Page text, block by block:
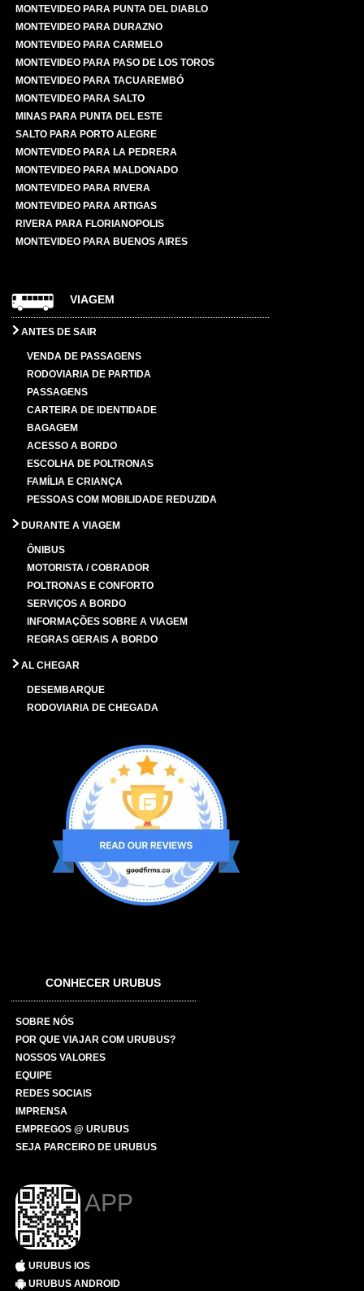
MONTEVIDEO PARA PUNTA DEL DIABLO
MONTEVIDEO PARA DURAZNO
MONTEVIDEO PARA CARMELO
MONTEVIDEO PARA PASO DE LOS TOROS
MONTEVIDEO PARA TACUAREMBÓ
MONTEVIDEO PARA SALTO
MINAS PARA PUNTA DEL ESTE
SALTO PARA PORTO ALEGRE
MONTEVIDEO PARA LA PEDRERA
MONTEVIDEO PARA MALDONADO
MONTEVIDEO PARA RIVERA
MONTEVIDEO PARA ARTIGAS
RIVERA PARA FLORIANOPOLIS
MONTEVIDEO PARA BUENOS AIRES
VIAGEM
ANTES DE SAIR
VENDA DE PASSAGENS
RODOVIARIA DE PARTIDA
PASSAGENS
CARTEIRA DE IDENTIDADE
BAGAGEM
ACESSO A BORDO
ESCOLHA DE POLTRONAS
FAMÍLIA E CRIANÇA
PESSOAS COM MOBILIDADE REDUZIDA
DURANTE A VIAGEM
ÔNIBUS
MOTORISTA / COBRADOR
POLTRONAS E CONFORTO
SERVIÇOS A BORDO
INFORMAÇÕES SOBRE A VIAGEM
REGRAS GERAIS A BORDO
AL CHEGAR
DESEMBARQUE
RODOVIARIA DE CHEGADA
CONHECER URUBUS
SOBRE NÓS
POR QUE VIAJAR COM URUBUS?
NOSSOS VALORES
EQUIPE
REDES SOCIAIS
IMPRENSA
EMPREGOS @ URUBUS
SEJA PARCEIRO DE URUBUS
APP
URUBUS IOS
URUBUS ANDROID